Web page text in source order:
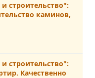
строительство":
каминов,
строительство":
Качественно